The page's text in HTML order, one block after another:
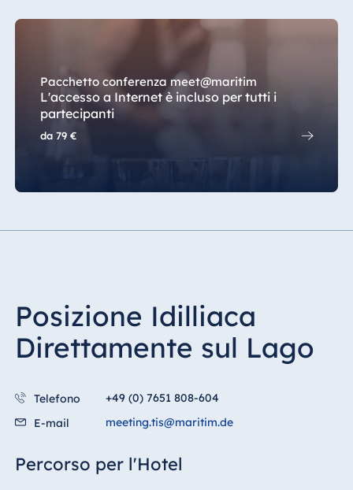
Pacchetto conferenza meet@maritim
L'accesso a Internet è incluso per tutti i
partecipanti
da79 €
Posizione Idilliaca
Direttamente sul Lago
Telefono
+49 (0) 7651 808-604
E-mail
meeting.tis@maritim.de
Percorso per l'Hotel